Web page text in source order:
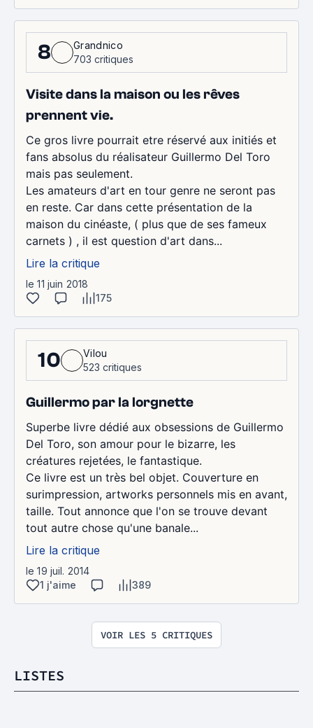
8
Grandnico
703 critiques
Visite dans la maison ou les rêves
prennent vie.
Ce gros livre pourrait etre réservé aux initiés et
fans absolus du réalisateur Guillermo Del Toro
mais pas seulement.
Les amateurs d'art en tour genre ne seront pas
en reste. Car dans cette présentation de la
maison du cinéaste, ( plus que de ses fameux
carnets ) , il est question d'art dans...
Lire la critique
le 11 juin 2018
175
10
Vilou
523 critiques
Guillermo par la lorgnette
Superbe livre dédié aux obsessions de Guillermo
Del Toro, son amour pour le bizarre, les
créatures rejetées, le fantastique.
Ce livre est un très bel objet. Couverture en
surimpression, artworks personnels mis en avant,
taille. Tout annonce que l'on se trouve devant
tout autre chose qu'une banale...
Lire la critique
le 19 juil. 2014
1 j'aime
389
VOIR LES 5 CRITIQUES
LISTES